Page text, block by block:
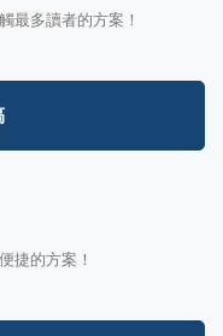
最多讀者的方案！
捷的方案！